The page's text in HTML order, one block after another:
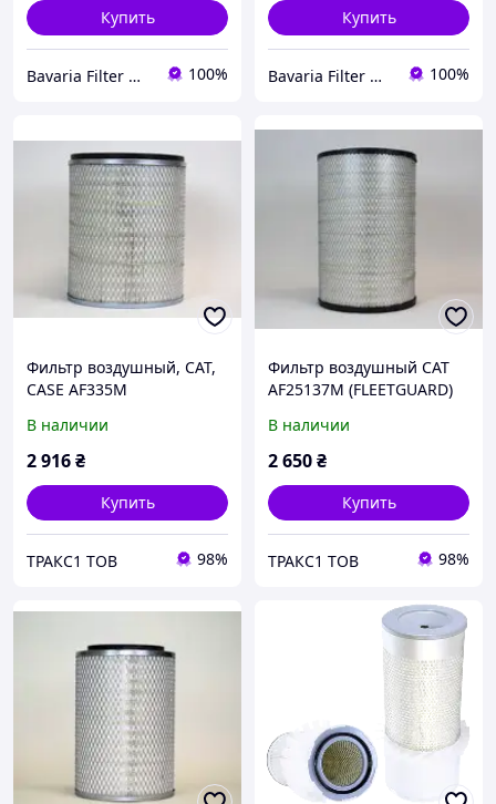
Купить
Bavaria Filter Werke 100%
Купить
Bavaria Filter Werke 100%
Фильтр воздушный, CAT,
CASE AF335M
В наличии
2 916₴
Купить
ТРАКС1 ТОВ 98%
Фильтр воздушный CAT
AF25137M (FLEETGUARD)
В наличии
2 650₴
Купить
ТРАКС1 ТОВ 98%